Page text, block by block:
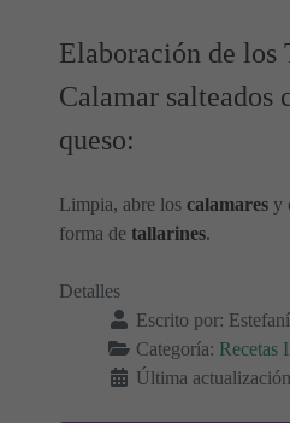
Elaboración de los
Calamar salteados
queso:
Limpia, abre los calamares y
forma de tallarines.
Detalles
Escrito por:
Categoría: Recetas
Última